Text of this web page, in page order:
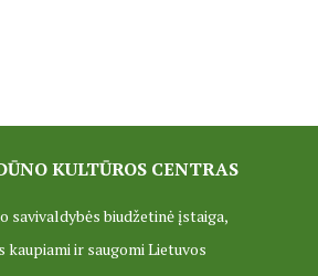
GENIUS LOCI. Įrengtas Vydūno suolelis
GENIUS LOCI. Kieme ,,dygsta"
GENIUS LOCI. Rengiamas Vydūno suolelis
KULTŪROS CENTRAS
savivaldybės biudžetinė įstaiga,
kaupiami ir saugomi Lietuvos